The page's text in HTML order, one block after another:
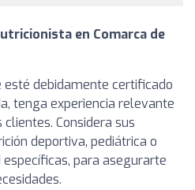
en Comarca de
esté debidamente certificado
tenga experiencia relevante
Considera sus
deportiva, pediátrica o
para asegurarte